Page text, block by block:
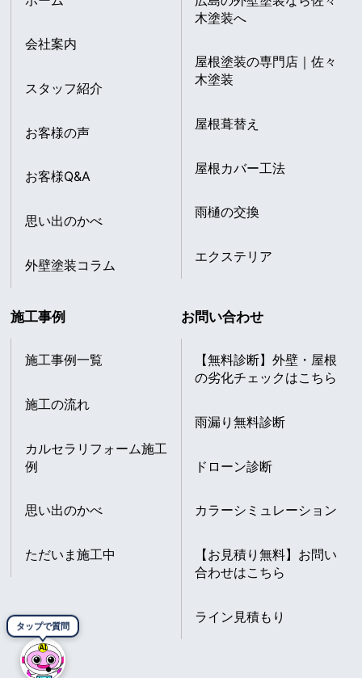
タップで質問
会社案内
スタッフ紹介
お客様の声
お客様Q&A
思い出のかべ
外壁塗装コラム
木塗装へ
屋根塗装の専門店｜佐々
木塗装
屋根葺替え
屋根カバー工法
雨樋の交換
エクステリア
施工事例
施工事例一覧
施工の流れ
カルセラリフォーム施工
例
思い出のかべ
ただいま施工中
お問い合わせ
【無料診断】外壁・屋根
の劣化チェックはこちら
雨漏り無料診断
ドローン診断
カラーシミュレーション
【お見積り無料】お問い
合わせはこちら
ライン見積もり